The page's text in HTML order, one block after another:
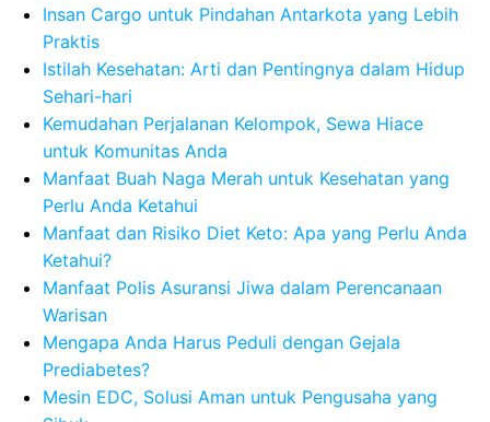
Insan Cargo untuk Pindahan Antarkota yang Lebih
Praktis
Istilah Kesehatan: Arti dan Pentingnya dalam Hidup
Sehari-hari
Kemudahan Perjalanan Kelompok, Sewa Hiace
untuk Komunitas Anda
Manfaat Buah Naga Merah untuk Kesehatan yang
Perlu Anda Ketahui
Manfaat dan Risiko Diet Keto: Apa yang Perlu Anda
Ketahui?
Manfaat Polis Asuransi Jiwa dalam Perencanaan
Warisan
Mengapa Anda Harus Peduli dengan Gejala
Prediabetes?
Mesin EDC, Solusi Aman untuk Pengusaha yang